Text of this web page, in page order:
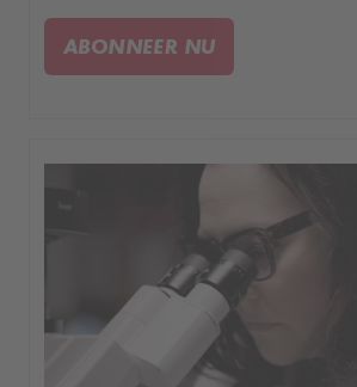
één rechercheur zijn pensioen totdat
opgelost.
ABONNEER NU